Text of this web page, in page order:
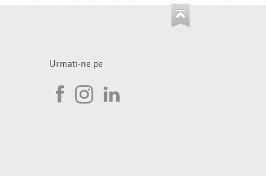
Urmati-ne pe
I